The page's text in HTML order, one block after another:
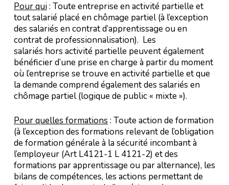
Pour qui: Toute entreprise en activité partielle et
tout salarié placé en chômage partiel (à l’exception
des salariés en contrat d’apprentissage ou en
contrat de professionnalisation). Les
salariés hors activité partielle peuvent également
bénéficier d’une prise en charge à partir du moment
où l’entreprise se trouve en activité partielle et que
la demande comprend également des salariés en
chômage partiel (logique de public « mixte »).
Pour quelles formations : Toute action de formation
(à l’exception des formations relevant de l’obligation
de formation générale à la sécurité incombant à
l’employeur (Art L4121-1 L 4121-2) et des
formations par apprentissage ou par alternance), les
bilans de compétences, les actions permettant de